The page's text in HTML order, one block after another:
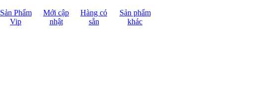
Sản Phẩm
Vip
Mới cập
nhật
Hàng có
sẵn
Sản phẩm
khác